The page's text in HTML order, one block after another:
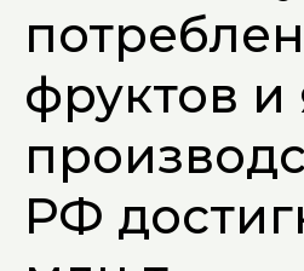
фруктов и
РФ